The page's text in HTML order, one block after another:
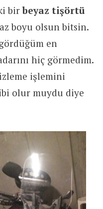
birbeyaz tişörtü
boyu olsun bitsin.
en
hiç görmedim.
işlemini
olur muydu diye